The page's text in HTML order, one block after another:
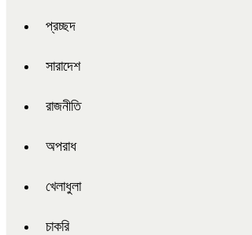
প্রচ্ছদ
সারাদেশ
রাজনীতি
অপরাধ
খেলাধুলা
চাকরি